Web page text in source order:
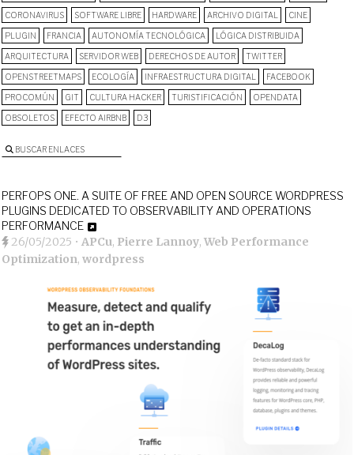
CORONAVIRUS SOFTWARE LIBRE HARDWARE ARCHIVO DIGITAL CINE
PLUGIN FRANCIA AUTONOMÍA TECNOLÓGICA LÓGICA DISTRIBUIDA
ARQUITECTURA SERVIDOR WEB DERECHOS DE AUTOR TWITTER
OPENSTREETMAPS ECOLOGÍA INFRAESTRUCTURA DIGITAL FACEBOOK
PROCOMÚN GIT CULTURA HACKER TURISTIFICACIÓN OPENDATA
OBSOLETOS EFECTO AIRBNB D3
BUSCAR ENLACES
PERFOPS ONE. A SUITE OF FREE AND OPEN SOURCE WORDPRESS
PLUGINS DEDICATED TO OBSERVABILITY AND OPERATIONS
PERFORMANCE
26/05/2025 •APCu, Pierre Lannoy,Web Performance
Optimization,wordpress